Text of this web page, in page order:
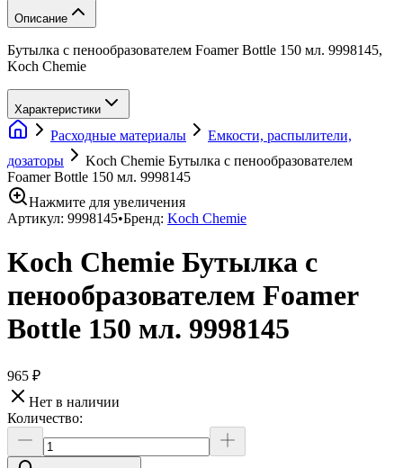
Описание
Бутылка с пенообразователем Foamer Bottle 150 мл. 9998145,
Koch Chemie
Характеристики
Расходные материалы
Емкости, распылители,
дозаторы
Koch Chemie Бутылка с пенообразователем
Foamer Bottle 150 мл. 9998145
Нажмите для увеличения
Артикул: 9998145•Бренд: Koch Chemie
Koch Chemie Бутылка с
пенообразователем Foamer
Bottle 150 мл. 9998145
965 ₽
Нет в наличии
Количество: